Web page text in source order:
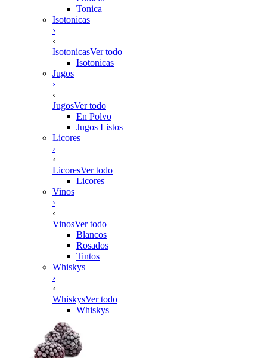
Tonica
Isotonicas
›
‹
IsotonicasVer todo
Isotonicas
Jugos
›
‹
JugosVer todo
En Polvo
Jugos Listos
Licores
›
‹
LicoresVer todo
Licores
Vinos
›
‹
VinosVer todo
Blancos
Rosados
Tintos
Whiskys
›
‹
WhiskysVer todo
Whiskys